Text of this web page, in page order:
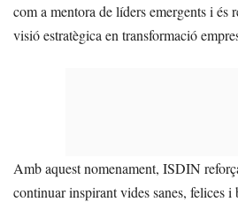
com a mentora de líders emergents i és
visió estratègica en transformació
Amb aquest nomenament, ISDIN
continuar inspirant vides sanes, felices